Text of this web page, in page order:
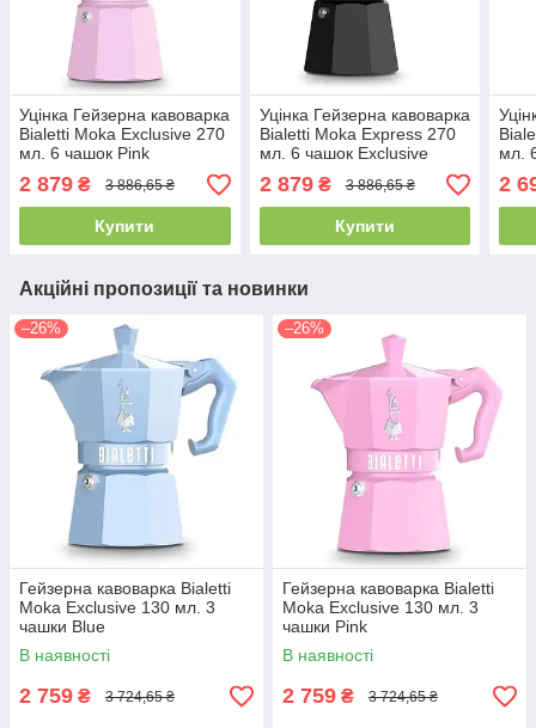
Уцінка Гейзерна кавоварка
Bialetti Moka Exclusive 270
мл. 6 чашок Pink
2 879 ₴ 3 886,65 ₴
Купити
Уцінка Гейзерна кавоварка
Bialetti Moka Express 270
мл. 6 чашок Exclusive
Black
2 879₴ 3 886,65 ₴
Купити
мл.
2
Акційні пропозиції та новинки
–26%
Гейзерна кавоварка Bialetti
Moka Exclusive 130 мл. 3
чашки Blue
В наявності
2 759 ₴ 3 724,65 ₴
–26%
Гейзерна кавоварка Bialetti
Moka Exclusive 130 мл. 3
чашки Pink
В наявності
2 759 ₴ 3 724,65 ₴